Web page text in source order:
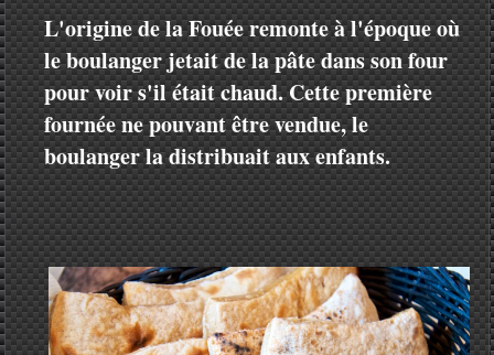
L'origine de la Fouée remonte à l'époque où
le boulanger jetait de la pâte dans son four
pour voir s'il était chaud. Cette première
fournée ne pouvant être vendue, le
boulanger la distribuait aux enfants.